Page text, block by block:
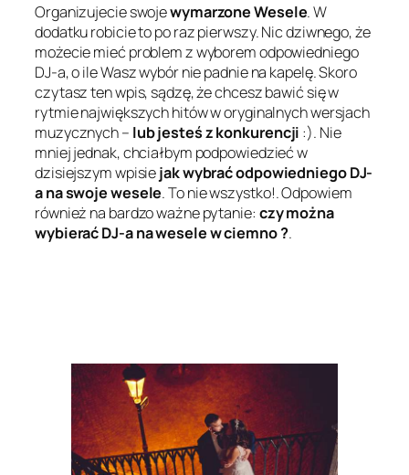
Organizujecie swojewymarzone Wesele. W
dodatku robicie to po raz pierwszy. Nic dziwnego, że
możecie mieć problem z wyborem odpowiedniego
DJ-a, o ile Wasz wybór nie padnie na kapelę. Skoro
czytasz ten wpis, sądzę, że chcesz bawić się w
rytmie największych hitów w oryginalnych wersjach
muzycznych – lub jesteś z konkurencji :). Nie
mniej jednak, chciałbym podpowiedzieć w
dzisiejszym wpisiejak wybrać odpowiedniego DJ-
a na swoje wesele. To nie wszystko!. Odpowiem
również na bardzo ważne pytanie: czy można
wybierać DJ-a na wesele w ciemno ?.